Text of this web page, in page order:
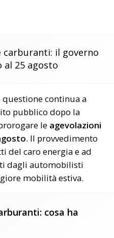
carburanti: il governo
25 agosto
questione continua a
pubblico dopo la
le agevolazioni
. Il provvedimento
del caro energia e ad
dagli automobilisti
mobilità estiva.
cosa ha